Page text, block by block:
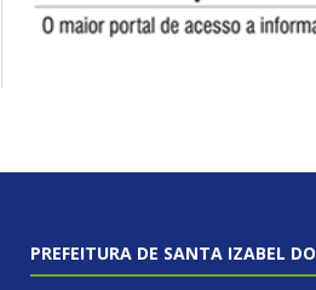
PREFEITURA DE SANTA IZABEL